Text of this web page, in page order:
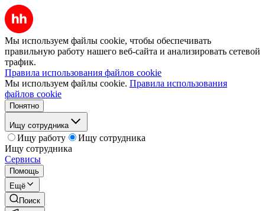
Мы используем файлы cookie, чтобы обеспечивать
правильную работу нашего веб-сайта и анализировать сетевой
трафик.
Правила использования файлов cookie
Мы используем файлы cookie. Правила использования
файлов cookie
Понятно
Ищу сотрудника
Ищу работу
Ищу сотрудника
Ищу сотрудника
Сервисы
Помощь
Ещё
Поиск